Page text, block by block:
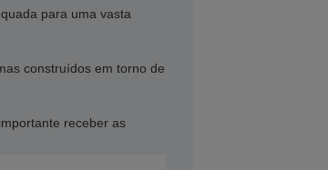
para uma vasta
construídos em torno de
receber as